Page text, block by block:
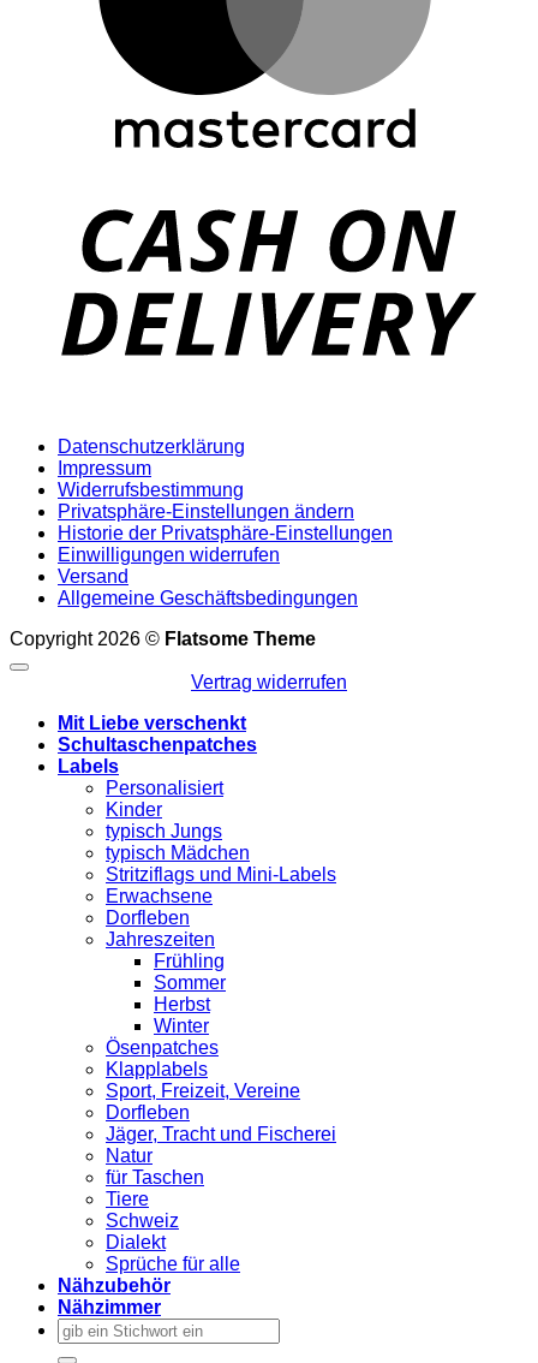
Datenschutzerklärung
Impressum
Widerrufsbestimmung
Privatsphäre-Einstellungen ändern
Historie der Privatsphäre-Einstellungen
Einwilligungen widerrufen
Versand
Allgemeine Geschäftsbedingungen
Copyright 2026 © Flatsome Theme
Vertrag widerrufen
Mit Liebe verschenkt
Schultaschenpatches
Labels
Personalisiert
Kinder
typisch Jungs
typisch Mädchen
Stritziflags und Mini-Labels
Erwachsene
Dorfleben
Jahreszeiten
Frühling
Sommer
Herbst
Winter
Ösenpatches
Klapplabels
Sport, Freizeit, Vereine
Dorfleben
Jäger, Tracht und Fischerei
Natur
für Taschen
Tiere
Schweiz
Dialekt
Sprüche für alle
Nähzubehör
Nähzimmer
Suchen
nach: